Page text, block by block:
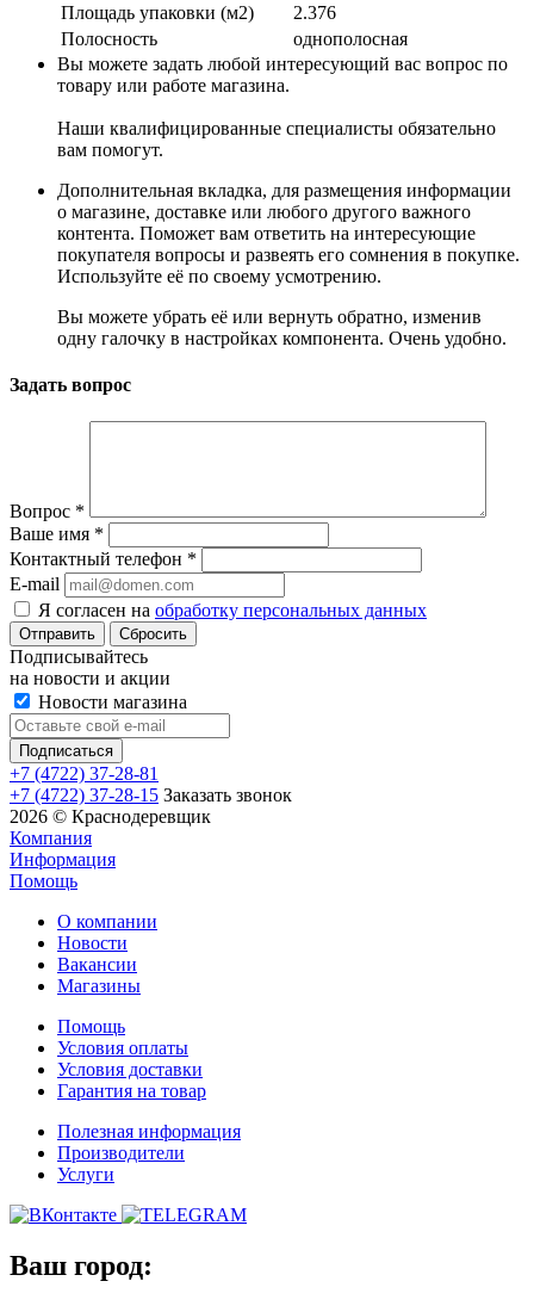
Площадь упаковки (м2)
2.376
Полосность
однополосная
Вы можете задать любой интересующий вас вопрос по
товару или работе магазина.
Наши квалифицированные специалисты обязательно
вам помогут.
Дополнительная вкладка, для размещения информации
о магазине, доставке или любого другого важного
контента. Поможет вам ответить на интересующие
покупателя вопросы и развеять его сомнения в покупке.
Используйте её по своему усмотрению.
Вы можете убрать её или вернуть обратно, изменив
одну галочку в настройках компонента. Очень удобно.
Задать вопрос
Вопрос *
Ваше имя *
Контактный телефон *
E-mail
Я согласен на обработку персональных данных
Сбросить
Подписывайтесь
на новости и акции
Новости магазина
+7 (4722) 37-28-81
+7 (4722) 37-28-15 Заказать звонок
2026 © Краснодеревщик
Компания
Информация
Помощь
О компании
Новости
Вакансии
Магазины
Помощь
Условия оплаты
Условия доставки
Гарантия на товар
Полезная информация
Производители
Услуги
Ваш город: